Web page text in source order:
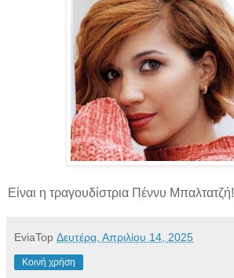
Είναι η τραγουδίστρια Πέννυ Μπαλτατζή!
EviaTop Δευτέρα, Απριλίου 14, 2025
Κοινή χρήση